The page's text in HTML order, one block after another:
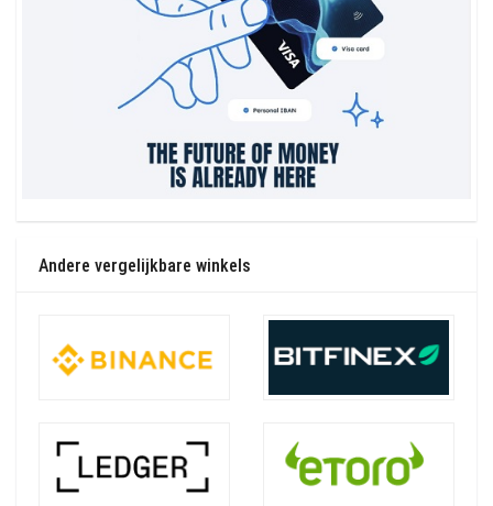
Andere vergelijkbare winkels